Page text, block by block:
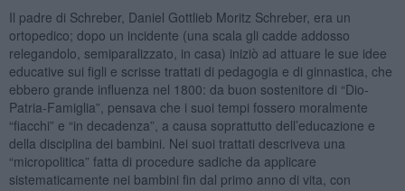
Il padre di Schreber, Daniel Gottlieb Moritz Schreber, era un
ortopedico; dopo un incidente (una scala gli cadde addosso
relegandolo, semiparalizzato, in casa) iniziò ad attuare le sue idee
educative sui figli e scrisse trattati di pedagogia e di ginnastica, che
ebbero grande influenza nel 1800: da buon sostenitore di “Dio-
Patria-Famiglia”, pensava che i suoi tempi fossero moralmente
“fiacchi” e “in decadenza”, a causa soprattutto dell’educazione e
della disciplina dei bambini. Nei suoi trattati descriveva una
“micropolitica” fatta di procedure sadiche da applicare
sistematicamente nei bambini fin dal primo anno di vita, con